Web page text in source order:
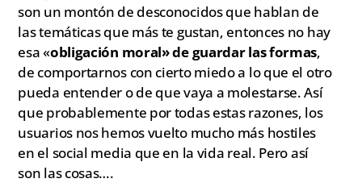
son un montón de desconocidos que hablan de
las temáticas que más te gustan, entonces no hay
esa «obligación moral» de guardar las formas,
de comportarnos con cierto miedo a lo que el otro
pueda entender o de que vaya a molestarse. Así
que probablemente por todas estas razones, los
usuarios nos hemos vuelto mucho más hostiles
en el social media que en la vida real. Pero así
son las cosas….